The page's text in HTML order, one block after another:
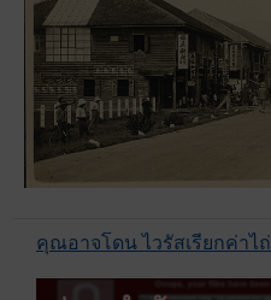
คุณอาจโดน ไวรัสเรียกค่าไถ่